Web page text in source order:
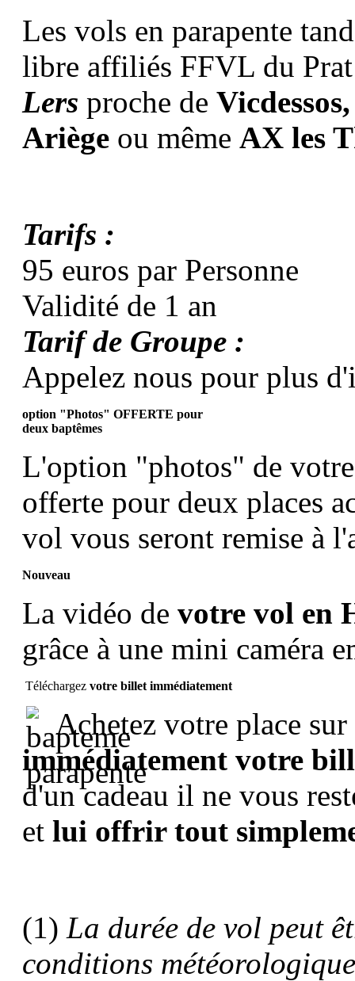
Les vols en parapente
libre affiliés FFVL du
Lers proche de
Ariège ou même AX les
Tarifs :
95 euros par Personne
Validité de 1 an
Tarif de Groupe :
Appelez nous pour plus
option "Photos" OFFERTE pour
deux baptêmes
L'option "photos" de votre
offerte pour deux places
vol vous seront remise à
Nouveau
La vidéo de votre vol en
grâce à une mini caméra
Téléchargez votre billet immédiatement
Achetez votre place
immédiatement votre
d'un cadeau il ne vous
et lui offrir tout
(1) La durée de vol peut
conditions